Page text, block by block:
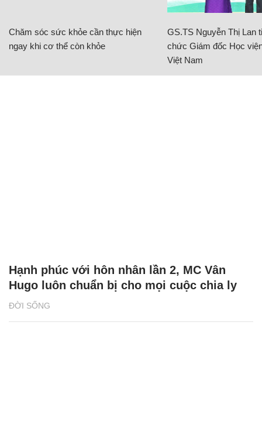
Chăm sóc sức khỏe cần thực hiện
ngay khi cơ thể còn khỏe
GS.TS Nguyễn Thị Lan
chức Giám đốc Học
Việt Nam
ĐỜI SỐNG
Hạnh phúc với hôn nhân lần 2, MC Vân
Hugo luôn chuẩn bị cho mọi cuộc chia ly